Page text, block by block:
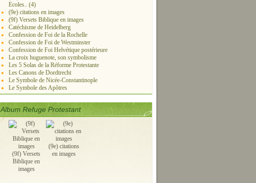
Ecoles.. (4)
(9e) citations en images
(9f) Versets Biblique en images
Catéchisme de Heidelberg
Confession de Foi de la Rochelle
Confession de Foi de Westminster
Confession de Foi Helvétique postérieure
La croix huguenote, son symbolisme
Les 5 Solas de la Réforme Protestante
Les Canons de Dordtrecht
Le Symbole de Nicée-Constantinople
Le Symbole des Apôtres
Album Refuge Protestant
(9f) Versets
Biblique en
images
(9e) citations
en images